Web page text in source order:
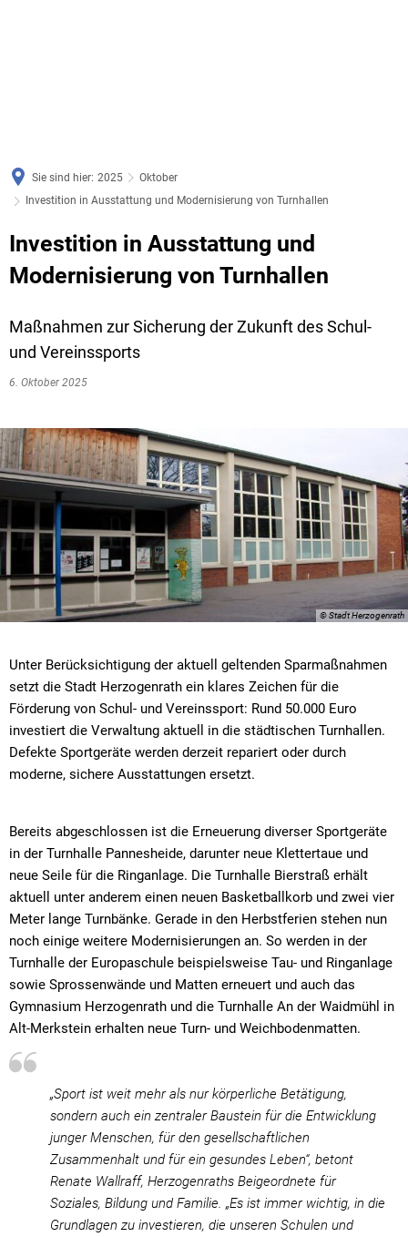
Sie sind hier: 2025
Oktober
Investition in Ausstattung und Modernisierung von Turnhallen
Investition in Ausstattung und
Modernisierung von Turnhallen
Maßnahmen zur Sicherung der Zukunft des Schul-
und Vereinssports
6. Oktober 2025
© Stadt Herzogenrath
Unter Berücksichtigung der aktuell geltenden Sparmaßnahmen
setzt die Stadt Herzogenrath ein klares Zeichen für die
Förderung von Schul- und Vereinssport: Rund 50.000 Euro
investiert die Verwaltung aktuell in die städtischen Turnhallen.
Defekte Sportgeräte werden derzeit repariert oder durch
moderne, sichere Ausstattungen ersetzt.
Bereits abgeschlossen ist die Erneuerung diverser Sportgeräte
in der Turnhalle Pannesheide, darunter neue Klettertaue und
neue Seile für die Ringanlage. Die Turnhalle Bierstraß erhält
aktuell unter anderem einen neuen Basketballkorb und zwei vier
Meter lange Turnbänke. Gerade in den Herbstferien stehen nun
noch einige weitere Modernisierungen an. So werden in der
Turnhalle der Europaschule beispielsweise Tau- und Ringanlage
sowie Sprossenwände und Matten erneuert und auch das
Gymnasium Herzogenrath und die Turnhalle An der Waidmühl in
Alt-Merkstein erhalten neue Turn- und Weichbodenmatten.
„Sport ist weit mehr als nur körperliche Betätigung,
sondern auch ein zentraler Baustein für die Entwicklung
junger Menschen, für den gesellschaftlichen
Zusammenhalt und für ein gesundes Leben“, betont
Renate Wallraff, Herzogenraths Beigeordnete für
Soziales, Bildung und Familie. „Es ist immer wichtig, in die
Grundlagen zu investieren, die unseren Schulen und